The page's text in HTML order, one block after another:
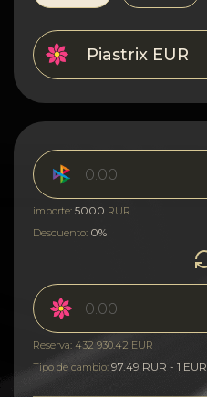
importe: 5000 RUR
Descuento: 0%
Reserva: 432 930.42 EUR
Tipo de cambio: 97.49 RUR - 1 EUR
Piastrix EUR